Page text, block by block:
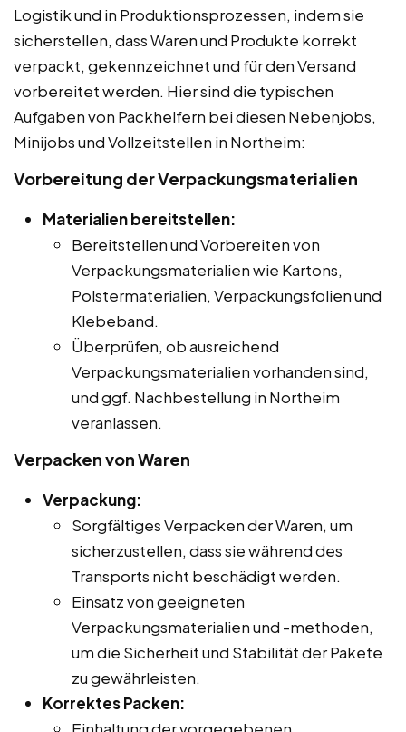
Logistik und in Produktionsprozessen, indem sie
sicherstellen, dass Waren und Produkte korrekt
verpackt, gekennzeichnet und für den Versand
vorbereitet werden. Hier sind die typischen
Aufgaben von Packhelfern bei diesen Nebenjobs,
Minijobs und Vollzeitstellen in Northeim:
Vorbereitung der Verpackungsmaterialien
Materialien bereitstellen:
Bereitstellen und Vorbereiten von
Verpackungsmaterialien wie Kartons,
Polstermaterialien, Verpackungsfolien und
Klebeband.
Überprüfen, ob ausreichend
Verpackungsmaterialien vorhanden sind,
und ggf. Nachbestellung in Northeim
veranlassen.
Verpacken von Waren
Verpackung:
Sorgfältiges Verpacken der Waren, um
sicherzustellen, dass sie während des
Transports nicht beschädigt werden.
Einsatz von geeigneten
Verpackungsmaterialien und -methoden,
um die Sicherheit und Stabilität der Pakete
zu gewährleisten.
Korrektes Packen:
Einhaltung der vorgegebenen